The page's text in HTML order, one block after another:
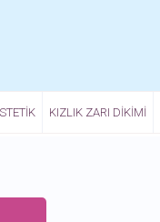
KIZLIK ZARI DIKIMI